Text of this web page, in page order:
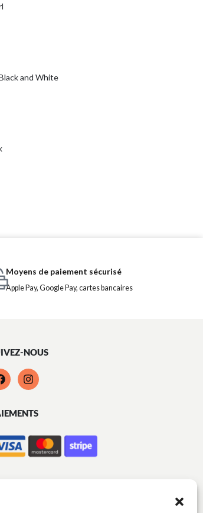
and White
Moyens de paiement sécurisé
Apple Pay, Google Pay, cartes bancaires
NOUS